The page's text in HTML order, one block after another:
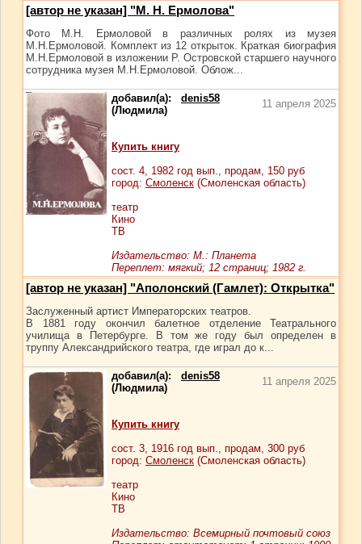
[автор не указан] "М. Н. Ермолова"
Фото М.Н. Ермоловой в различных ролях из музея
М.Н.Ермоловой. Комплект из 12 открыток. Краткая биография
М.Н.Ермоловой в изложении Р. Островской старшего научного
сотрудника музея М.Н.Ермоловой. Облож...
добавил(а): denis58
(Людмила)
11 апреля 2025
Купить книгу
сост. 4, 1982 год вып., продам, 150 руб
город: Смоленск (Смоленская область)
театр
Кино
ТВ
Издательство: М.: Планета
Переплет: мягкий; 12 страниц; 1982 г.
[автор не указан] "Аполонский (Гамлет): Открытка"
Заслуженный артист Императорских театров.
В 1881 году окончил балетное отделение Театрального
училища в Петербурге. В том же году был определен в
труппу Александрийского театра, где играл до к...
добавил(а): denis58
(Людмила)
11 апреля 2025
Купить книгу
сост. 3, 1916 год вып., продам, 300 руб
город: Смоленск (Смоленская область)
театр
Кино
ТВ
Издательство: Всемирный почтовый союз